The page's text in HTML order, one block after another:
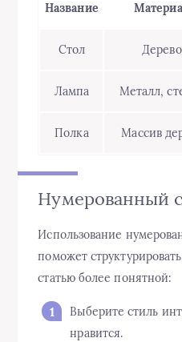
Название
Стол Дерево
Лампа Металл,
Полка Массив
Нумерованный
Использование
поможет
статью более понятной:
Выберите стиль
нравится.